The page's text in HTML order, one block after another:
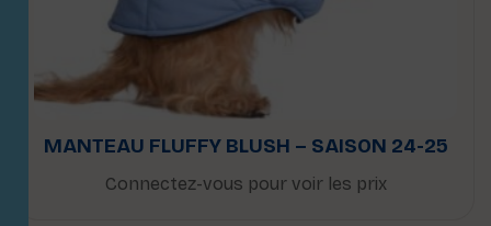
MANTEAU FLUFFY BLUSH – SAISON 24-25
Connectez-vous pour voir les prix